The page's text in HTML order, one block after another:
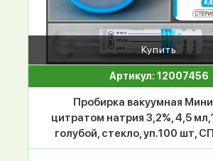
Купить
Артикул: 12007456
Пробирка вакуумная
цитратом натрия 3,2%, 4,5
голубой, стекло, уп.100 шт,